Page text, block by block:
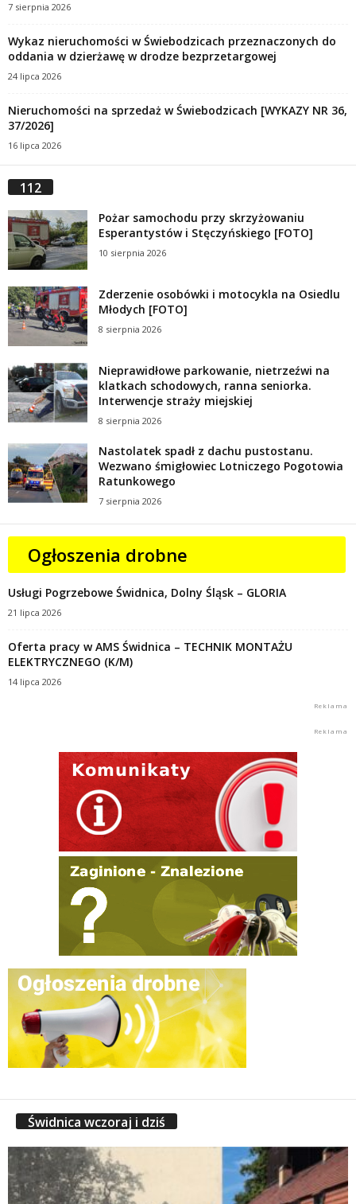
7 sierpnia 2026
Wykaz nieruchomości w Świebodzicach przeznaczonych do
oddania w dzierżawę w drodze bezprzetargowej
24 lipca 2026
Nieruchomości na sprzedaż w Świebodzicach [WYKAZY NR 36,
37/2026]
16 lipca 2026
112
Pożar samochodu przy skrzyżowaniu
Esperantystów i Stęczyńskiego [FOTO]
10 sierpnia 2026
Zderzenie osobówki i motocykla na Osiedlu
Młodych [FOTO]
8 sierpnia 2026
Nieprawidłowe parkowanie, nietrzeźwi na
klatkach schodowych, ranna seniorka.
Interwencje straży miejskiej
8 sierpnia 2026
Nastolatek spadł z dachu pustostanu.
Wezwano śmigłowiec Lotniczego Pogotowia
Ratunkowego
7 sierpnia 2026
Ogłoszenia drobne
Usługi Pogrzebowe Świdnica, Dolny Śląsk – GLORIA
21 lipca 2026
Oferta pracy w AMS Świdnica – TECHNIK MONTAŻU
ELEKTRYCZNEGO (K/M)
14 lipca 2026
Świdnica wczoraj i dziś